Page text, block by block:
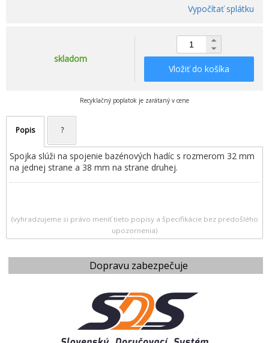
Dopravu zabezpečuje
Vypočítať splátku
skladom
Vložiť do košíka
Recyklačný poplatok je zarátaný v cene
Popis ?
Spojka slúži na spojenie bazénových hadíc s rozmerom 32 mm
na jednej strane a 38 mm na strane druhej.
(vyhradzujeme si právo meniť tieto popisy a špecifikácie bez predošlého
upozornenia)